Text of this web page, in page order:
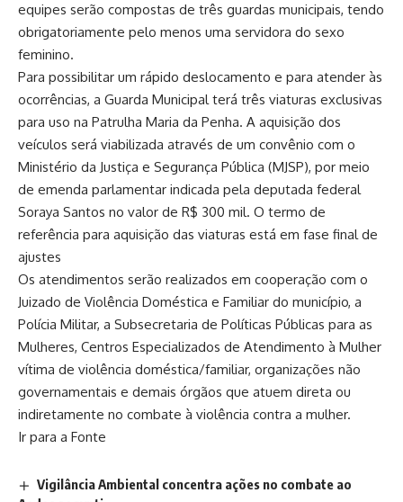
equipes serão compostas de três guardas municipais, tendo
obrigatoriamente pelo menos uma servidora do sexo
feminino.
Para possibilitar um rápido deslocamento e para atender às
ocorrências, a Guarda Municipal terá três viaturas exclusivas
para uso na Patrulha Maria da Penha. A aquisição dos
veículos será viabilizada através de um convênio com o
Ministério da Justiça e Segurança Pública (MJSP), por meio
de emenda parlamentar indicada pela deputada federal
Soraya Santos no valor de R$ 300 mil. O termo de
referência para aquisição das viaturas está em fase final de
ajustes
Os atendimentos serão realizados em cooperação com o
Juizado de Violência Doméstica e Familiar do município, a
Polícia Militar, a Subsecretaria de Políticas Públicas para as
Mulheres, Centros Especializados de Atendimento à Mulher
vítima de violência doméstica/familiar, organizações não
governamentais e demais órgãos que atuem direta ou
indiretamente no combate à violência contra a mulher.
Ir para a Fonte
Vigilância Ambiental concentra ações no combate ao